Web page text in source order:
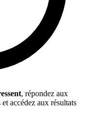
, répondez aux
accédez aux résultats